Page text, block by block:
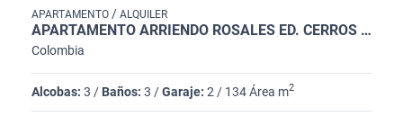
APARTAMENTO / ALQUILER
APARTAMENTO ARRIENDO ROSALES ED. CERROS 134M2 3ALC 3BAÑOS 2PARQ
Colombia
Alcobas: 3 / Baños: 3 /Garaje: 2 / 134 Área m2